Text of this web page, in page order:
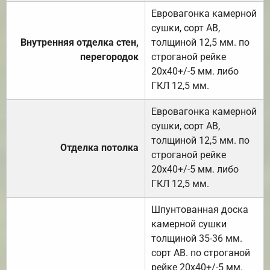
Внутренняя отделка стен,
перегородок
Евровагонка камерной
сушки, сорт АВ,
толщиной 12,5 мм. по
строганой рейке
20х40+/-5 мм. либо
ГКЛ 12,5 мм.
Отделка потолка
Евровагонка камерной
сушки, сорт АВ,
толщиной 12,5 мм. по
строганой рейке
20х40+/-5 мм. либо
ГКЛ 12,5 мм.
Шпунтованная доска
камерной сушки
толщиной 35-36 мм.
сорт АВ. по строганой
рейке 20х40+/-5 мм.